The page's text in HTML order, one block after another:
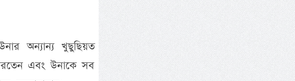
অন্যান্য খুছুছিয়ত
এবং উনাকে সব